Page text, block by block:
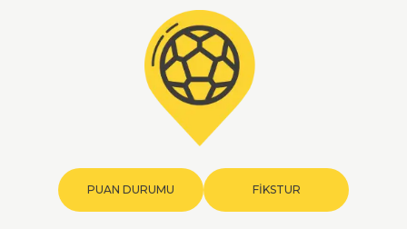
PUAN DURUMU FİKSTUR